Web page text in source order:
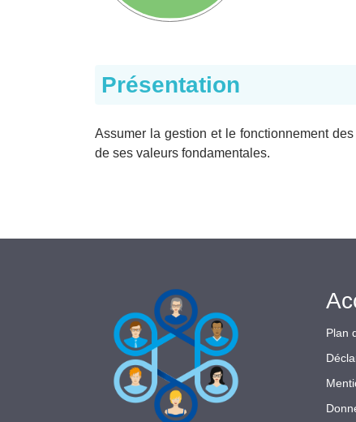
Présentation
Assumer la gestion et le fonctionnement
de ses valeurs fondamentales.
Plan